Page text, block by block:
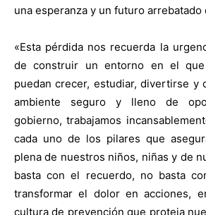
una esperanza y un futuro arrebatado
«Esta pérdida nos recuerda la
de construir un entorno en el que
puedan crecer, estudiar, divertirse y
ambiente seguro y lleno de
gobierno, trabajamos
cada uno de los pilares que
plena de nuestros niños, niñas y de
basta con el recuerdo, no basta
transformar el dolor en acciones,
cultura de prevención que proteja